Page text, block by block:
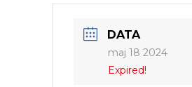
DATA
maj 18 2024
Expired!